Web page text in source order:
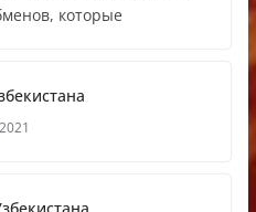
которые